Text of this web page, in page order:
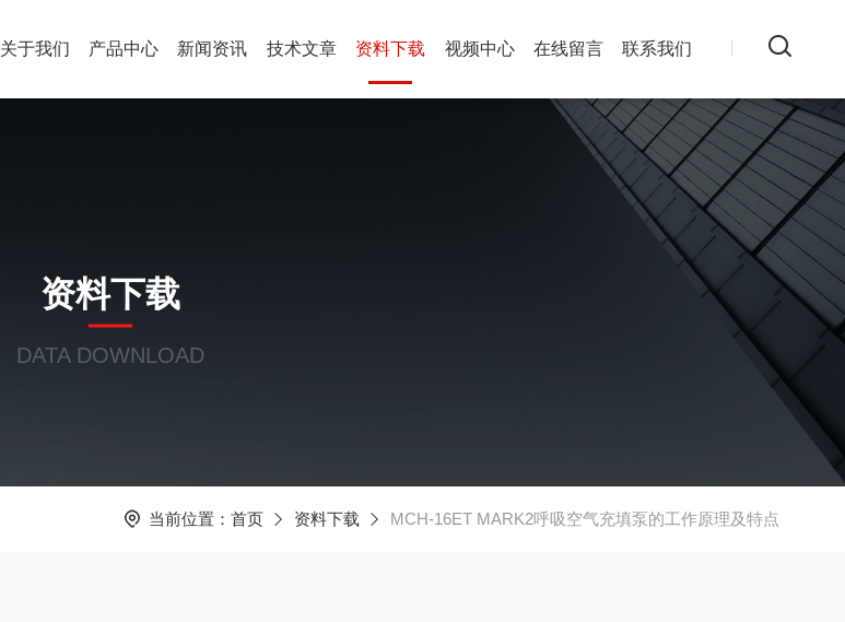
关于我们 产品中心 新闻资讯 技术文章 资料下载 视频中心 在线留言 联系我们
资料下载
DATA DOWNLOAD
当前位置： 首页 资料下载 MCH-16ET MARK2呼吸空气充填泵的工作原理及特点